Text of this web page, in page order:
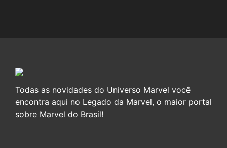
Todas as novidades do Universo Marvel você
encontra aqui no Legado da Marvel, o maior portal
sobre Marvel do Brasil!